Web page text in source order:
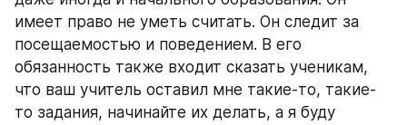
имеет право не уметь считать. Он следит за
посещаемостью и поведением. В его
обязанность также входит сказать ученикам,
что ваш учитель оставил мне такие-то, такие-
то задания, начинайте их делать, а я буду